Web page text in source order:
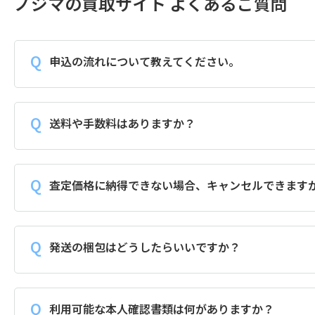
申込の流れについて教えてください。
送料や手数料はありますか？
査定価格に納得できない場合、キャンセルできます
発送の梱包はどうしたらいいですか？
利用可能な本人確認書類は何がありますか？